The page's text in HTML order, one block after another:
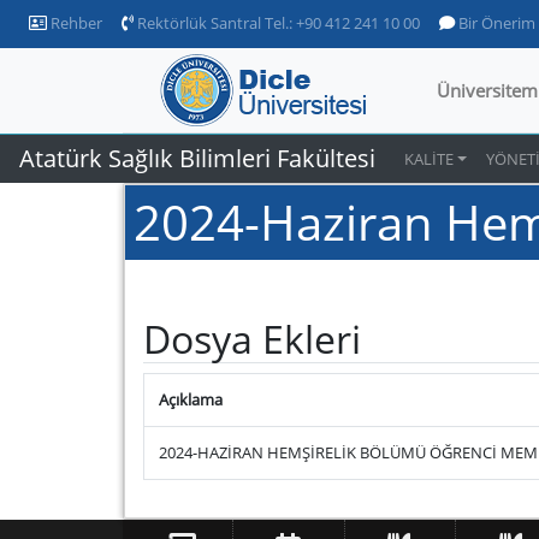
Rehber Rektörlük Santral Tel.: +90 412 241 10 00 Bir Önerim
Atatürk Sağlık Bilimleri Fakültesi KALİTE
2024-Haziran
Dosya Ekleri
Açıklama
2024-HAZİRAN HEMŞİRELİK BÖLÜMÜ ÖĞRENCİ